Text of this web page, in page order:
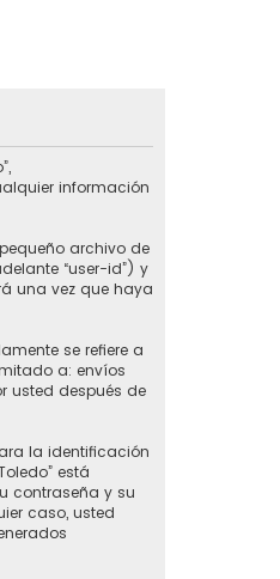
información
archivo de
“user-id”) y
una vez que haya
se refiere a
a: envíos
usted después de
la identificación
está
contraseña y su
caso, usted